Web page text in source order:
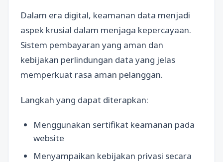
Dalam era digital, keamanan data menjadi
aspek krusial dalam menjaga kepercayaan.
Sistem pembayaran yang aman dan
kebijakan perlindungan data yang jelas
memperkuat rasa aman pelanggan.
Langkah yang dapat diterapkan:
Menggunakan sertifikat keamanan pada
website
Menyampaikan kebijakan privasi secara